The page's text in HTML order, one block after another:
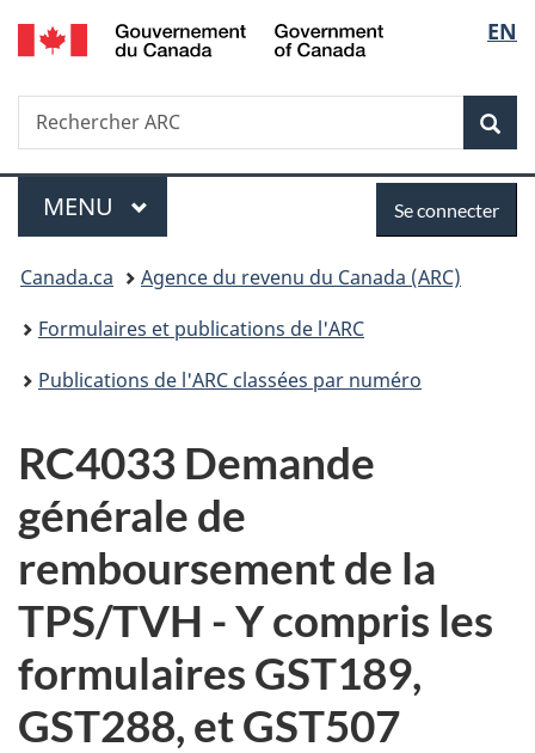
Passer
au
Passer
à
du
Passer
à
simplifiée
de
la
EN
Recherche
Rechercher
ARC
Menu
MENU PRINCIPAL
connecter
Se connecter
Vous
êtes
ici :
Canada.ca
Agence du revenu du Canada (ARC)
Formulaires et publications de l'ARC
Publications de l'ARC classées par numéro
RC4033 Demande
générale de
remboursement de la
TPS/TVH - Y compris les
formulaires GST189,
GST288, et GST507